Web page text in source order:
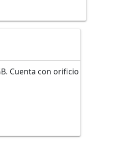
Cuenta con orificio